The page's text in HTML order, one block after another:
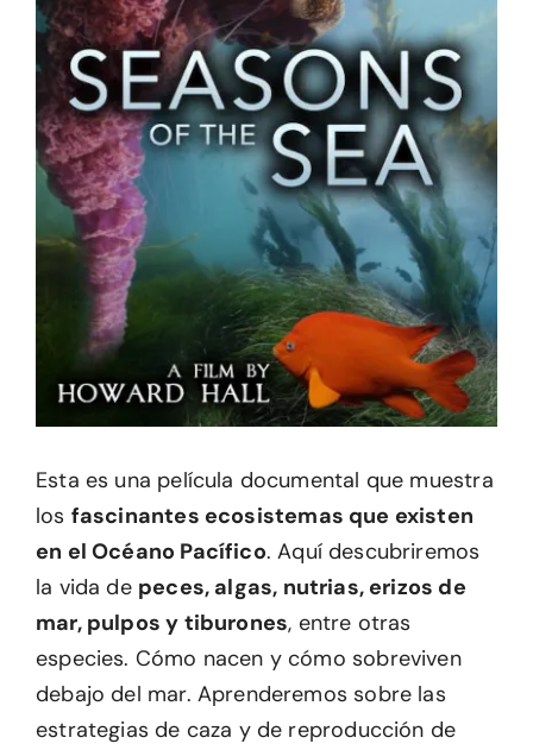
Esta es una película documental que muestra
los fascinantes ecosistemas que existen
en el Océano Pacífico. Aquí descubriremos
la vida de peces, algas, nutrias, erizos de
mar, pulpos y tiburones, entre otras
especies. Cómo nacen y cómo sobreviven
debajo del mar. Aprenderemos sobre las
estrategias de caza y de reproducción de